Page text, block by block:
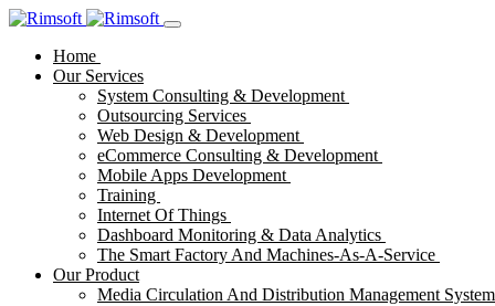
Home
Our Services
System Consulting & Development
Outsourcing Services
Web Design & Development
eCommerce Consulting & Development
Mobile Apps Development
Training
Internet Of Things
Dashboard Monitoring & Data Analytics
The Smart Factory And Machines-As-A-Service
Our Product
Media Circulation And Distribution Management